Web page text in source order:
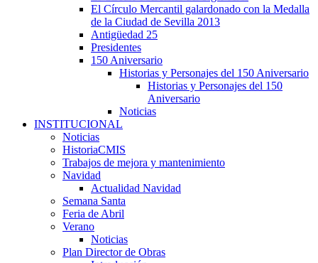
El Círculo Mercantil galardonado con la Medalla
de la Ciudad de Sevilla 2013
Antigüedad 25
Presidentes
150 Aniversario
Historias y Personajes del 150 Aniversario
Historias y Personajes del 150
Aniversario
Noticias
INSTITUCIONAL
Noticias
HistoriaCMIS
Trabajos de mejora y mantenimiento
Navidad
Actualidad Navidad
Semana Santa
Feria de Abril
Verano
Noticias
Plan Director de Obras